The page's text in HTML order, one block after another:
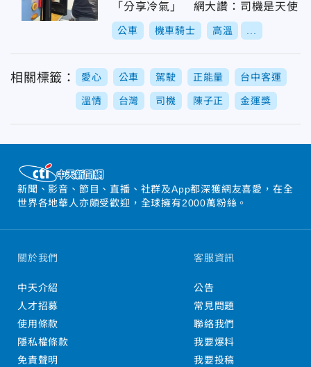
「分享冷氣」 網大讚：司機是天使
公車 機車騎士 高溫
相關標籤： 愛心 公車 駕駛 正能量 台中客運
溫情 台灣 司機 陳子正 金運獎
新聞、影音、節目、直播、社群及App都深獲網友喜愛，在全
世界各地華人亦頗受歡迎，全球擁有2000萬粉絲。
關於我們
中天介紹
人才招募
使用條款
隱私權條款
免責聲明
客服資訊
公告
常見問題
聯絡我們
我要爆料
我要投稿